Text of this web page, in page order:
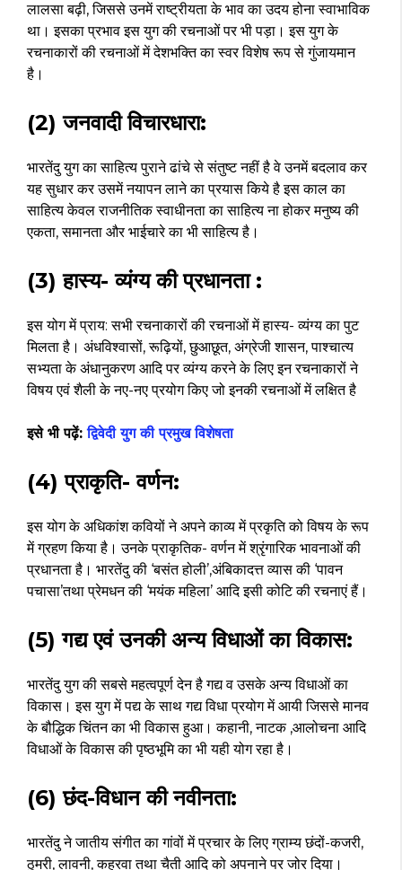
लालसा बढ़ी, जिससे उनमें राष्ट्रीयता के भाव का उदय होना स्वाभाविक
था। इसका प्रभाव इस युग की रचनाओं पर भी पड़ा। इस युग के
रचनाकारों की रचनाओं में देशभक्ति का स्वर विशेष रूप से गुंजायमान
है।
(2) जनवादी विचारधारा:
भारतेंदु युग का साहित्य पुराने ढांचे से संतुष्ट नहीं है वे उनमें बदलाव कर
यह सुधार कर उसमें नयापन लाने का प्रयास किये है इस काल का
साहित्य केवल राजनीतिक स्वाधीनता का साहित्य ना होकर मनुष्य की
एकता, समानता और भाईचारे का भी साहित्य है।
(3) हास्य- व्यंग्य की प्रधानता :
इस योग में प्राय: सभी रचनाकारों की रचनाओं में हास्य- व्यंग्य का पुट
मिलता है। अंधविश्वासों, रूढ़ियों, छुआछूत, अंग्रेजी शासन, पाश्चात्य
सभ्यता के अंधानुकरण आदि पर व्यंग्य करने के लिए इन रचनाकारों ने
विषय एवं शैली के नए-नए प्रयोग किए जो इनकी रचनाओं में लक्षित है ‌
इसे भी पढ़ें:द्विवेदी युग की प्रमुख विशेषता
(4) प्राकृति- वर्णन:
इस योग के अधिकांश कवियों ने अपने काव्य में प्रकृति को विषय के रूप
में ग्रहण किया है। उनके प्राकृतिक- वर्णन में श्रृंगारिक भावनाओं की
प्रधानता है। भारतेंदु की ‘बसंत होली’,अंबिकादत्त व्यास की ‘पावन
पचासा’तथा प्रेमधन की ‘मयंक महिला’ आदि इसी कोटि की रचनाएं हैं।
(5) गद्य एवं उनकी अन्य विधाओं का विकास:
भारतेंदु युग की सबसे महत्वपूर्ण देन है गद्य व उसके अन्य विधाओं का
विकास। इस युग में पद्य के साथ गद्य विधा प्रयोग में आयी जिससे मानव
के बौद्धिक चिंतन का भी विकास हुआ। कहानी, नाटक ,आलोचना आदि
विधाओं के विकास की पृष्ठभूमि का भी यही योग रहा है।
(6) छंद-विधान की नवीनता:
भारतेंदु ने जातीय संगीत का गांवों में प्रचार के लिए ग्राम्य छंदों-कजरी,
ठुमरी, लावनी, कहरवा तथा चैती आदि को अपनाने पर जोर दिया।